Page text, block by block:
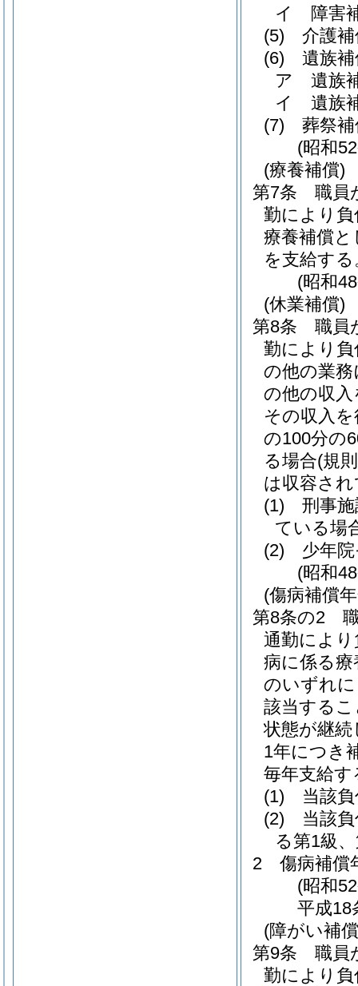
イ
障害
(5)
介護
(6)
遺族
ア
遺族
イ
遺族
(7)
葬祭
(昭和
(療養補償)
第7条
職員
勤により
療養補償
を支給する
(昭和
(休業補償)
第8条
職員
勤により
の他の業
の他の収
その収入
の100分の
る場合(規
は収容さ
(1)
刑事
ている場
(2)
少年
(昭和
(傷病補償
第8条の2
通勤によ
病に係る
のいずれ
該当する
状態が継
1年につき
毎年支給す
(1)
当該
(2)
当該
る第1級
2
傷病補償
(昭和
平成18
(障がい補
第9条
職員
勤により